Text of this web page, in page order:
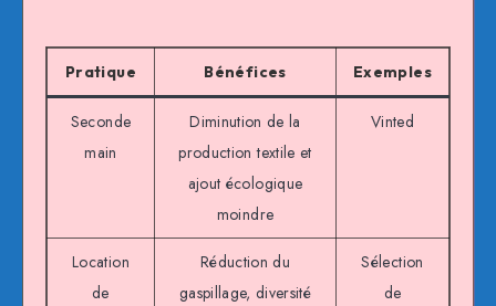
Pratique Bénéfices Exemples
Seconde
main
Diminution de la
production textile et
ajout écologique
moindre
Vinted
Location
de
Réduction du
gaspillage, diversité
Sélection
de